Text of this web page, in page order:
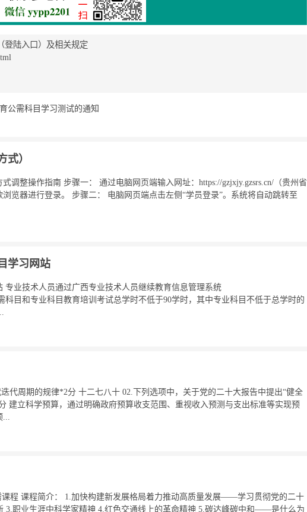
登陆入口）及相关规定
公需科目学习测试的通知
式）
调整操作指南 步骤一： 通过电脑网页端输入网址：https://gzjxjy.gzsrs.cn/（贵州省
览器进行登录。 步骤二： 电脑网页端点击左侧“学员登录”。系统将自动跳转至
学习网站
专业技术人员通过广西专业技术人员继续教育信息管理系统
科目和专业科目教育培训考试总学时不低于90学时，其中专业科目不低于总学时的
代周期的规律*2分 十二七八十 02.下列选项中，关于党的二十大报告中提出“健全
建立科学预算，通过明确政府预算收支范围、重视收入预测与支出标准等实现预
...
课程 课程简介： 1.加快构建新发展格局着力推动高质量发展——学习贯彻党的二十
3.职业生涯中科学家精神 4.红色交通线上的革命精神 5.碳达峰碳中和——是什么为